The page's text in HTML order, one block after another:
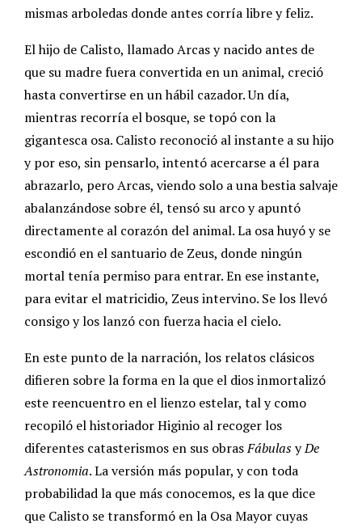
mismas arboledas donde antes corría libre y feliz.
El hijo de Calisto, llamado Arcas y nacido antes de
que su madre fuera convertida en un animal, creció
hasta convertirse en un hábil cazador. Un día,
mientras recorría el bosque, se topó con la
gigantesca osa. Calisto reconoció al instante a su hijo
y por eso, sin pensarlo, intentó acercarse a él para
abrazarlo, pero Arcas, viendo solo a una bestia salvaje
abalanzándose sobre él, tensó su arco y apuntó
directamente al corazón del animal. La osa huyó y se
escondió en el santuario de Zeus, donde ningún
mortal tenía permiso para entrar. En ese instante,
para evitar el matricidio, Zeus intervino. Se los llevó
consigo y los lanzó con fuerza hacia el cielo.
En este punto de la narración, los relatos clásicos
difieren sobre la forma en la que el dios inmortalizó
este reencuentro en el lienzo estelar, tal y como
recopiló el historiador Higinio al recoger los
diferentes catasterismos en sus obrasFábulasyDe
Astronomia. La versión más popular, y con toda
probabilidad la que más conocemos, es la que dice
que Calisto se transformó en la Osa Mayor cuyas